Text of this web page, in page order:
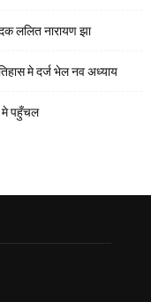
ललित नारायण झा
मे दर्ज भेल नव अध्याय
मे पहुँचल